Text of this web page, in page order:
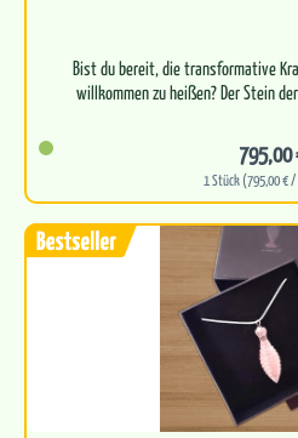
Bist du bereit, die transformative
795,00
1 Stück (795,00 €